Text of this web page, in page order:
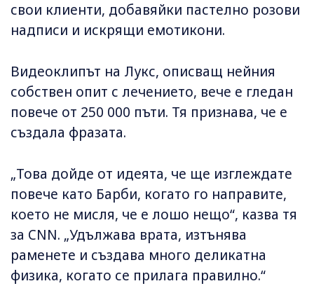
свои клиенти, добавяйки пастелно розови
надписи и искрящи емотикони.
Видеоклипът на Лукс, описващ нейния
собствен опит с лечението, вече е гледан
повече от 250 000 пъти. Тя признава, че е
създала фразата.
„Това дойде от идеята, че ще изглеждате
повече като Барби, когато го направите,
което не мисля, че е лошо нещо“, казва тя
за CNN. „Удължава врата, изтънява
раменете и създава много деликатна
физика, когато се прилага правилно.“